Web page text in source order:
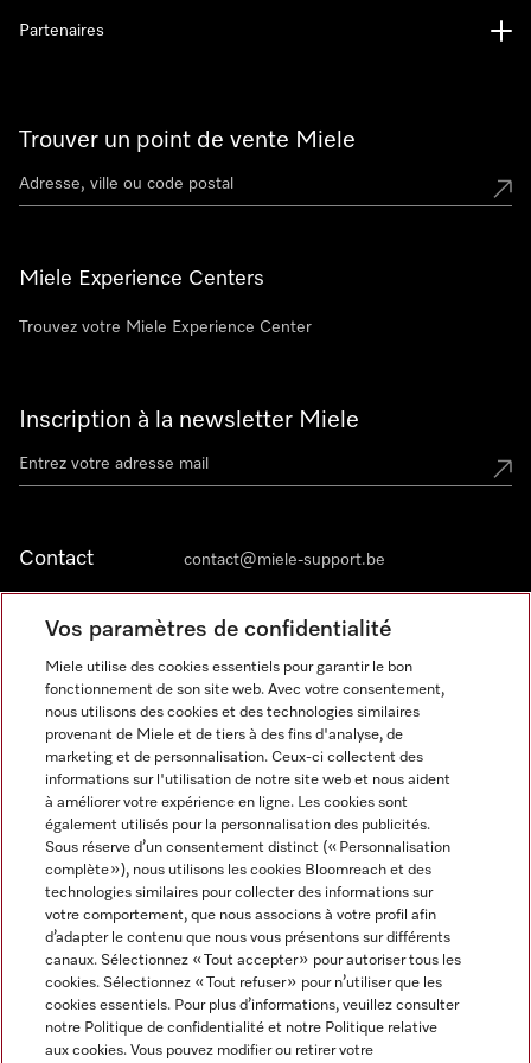
Trouver un point de vente Miele
Miele Experience Centers
Trouvez votre Miele Experience Center
Inscription à la newsletter Miele
Contact contact@miele-support.be
Langue
FRANÇAIS
Partenaires
Informations légales
CGV
Protection des données
Miele sur Facebook
Miele sur Youtube
Miele sur Instagram
Miele sur Pinterest
Vos paramètres de confidentialité
Miele utilise des cookies essentiels pour garantir le bon
fonctionnement de son site web. Avec votre consentement,
nous utilisons des cookies et des technologies similaires
provenant de Miele et de tiers à des fins d'analyse, de
marketing et de personnalisation. Ceux-ci collectent des
informations sur l'utilisation de notre site web et nous aident
à améliorer votre expérience en ligne. Les cookies sont
également utilisés pour la personnalisation des publicités.
Sous réserve d’un consentement distinct (« Personnalisation
complète »), nous utilisons les cookies Bloomreach et des
technologies similaires pour collecter des informations sur
votre comportement, que nous associons à votre profil afin
d’adapter le contenu que nous vous présentons sur différents
canaux. Sélectionnez « Tout accepter » pour autoriser tous les
cookies. Sélectionnez « Tout refuser » pour n’utiliser que les
cookies essentiels. Pour plus d’informations, veuillez consulter
notre Politique de confidentialité et notre Politique relative
aux cookies. Vous pouvez modifier ou retirer votre